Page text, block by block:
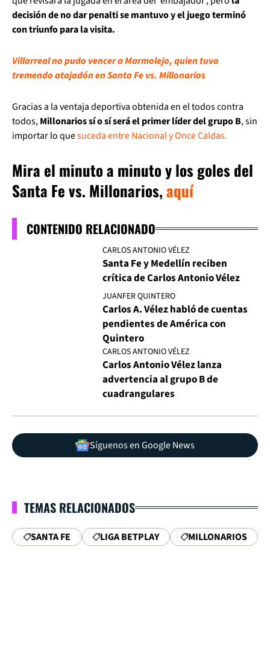
decisión de no dar penalti se mantuvo y el juego terminó
con triunfo para la visita.
Villarreal no pudo vencer a Marmolejo, quien tuvo
tremendo atajadón en Santa Fe vs. Millonarios
Gracias a la ventaja deportiva obtenida en el todos contra
todos,Millonarios sí o sí será el primer líder del grupo B, sin
importar lo quesuceda entre Nacional y Once Caldas.
Mira el minuto a minuto y los goles del
Santa Fe vs. Millonarios,aquí
CONTENIDO RELACIONADO
CARLOS ANTONIO VÉLEZ
Santa Fe y Medellín reciben
crítica de Carlos Antonio Vélez
JUANFER QUINTERO
Carlos A. Vélez habló de cuentas
pendientes de América con
Quintero
CARLOS ANTONIO VÉLEZ
Carlos Antonio Vélez lanza
advertencia al grupo B de
cuadrangulares
Síguenos en Google News
TEMAS RELACIONADOS
SANTA FE LIGA BETPLAY MILLONARIOS